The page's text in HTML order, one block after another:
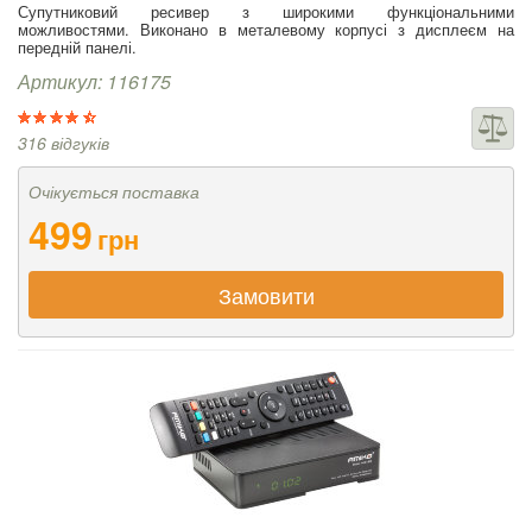
Супутниковий ресивер з широкими функціональними
можливостями. Виконано в металевому корпусі з дисплеєм на
передній панелі.
Артикул: 116175
316 відгуків
Очікується поставка
499грн
Замовити